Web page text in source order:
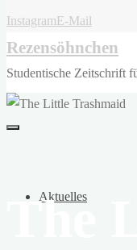
InstagramE-Mail
Rezensöhnchen
Studentische Zeitschrift
Aktuelles
The